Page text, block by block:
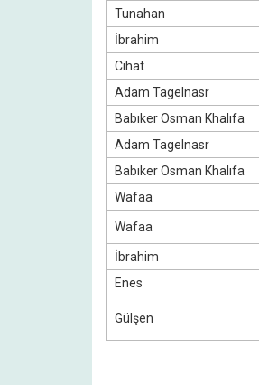
Tunahan
İbrahim
Cihat
Adam Tagelnasr
Babıker Osman Khalıfa
Adam Tagelnasr
Babıker Osman Khalıfa
Wafaa
Wafaa
İbrahim
Enes
Gülşen